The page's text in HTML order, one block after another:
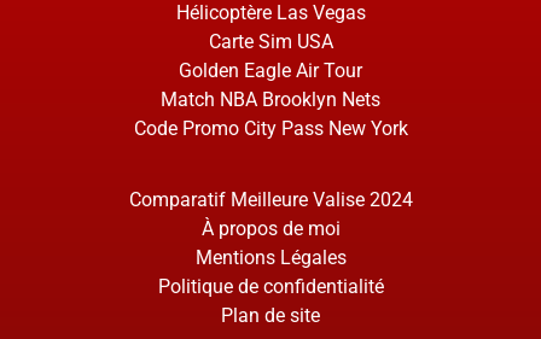
Hélicoptère Las Vegas
Carte Sim USA
Golden Eagle Air Tour
Match NBA Brooklyn Nets
Code Promo City Pass New York
Comparatif Meilleure Valise 2024
À propos de moi
Mentions Légales
Politique de confidentialité
Plan de site